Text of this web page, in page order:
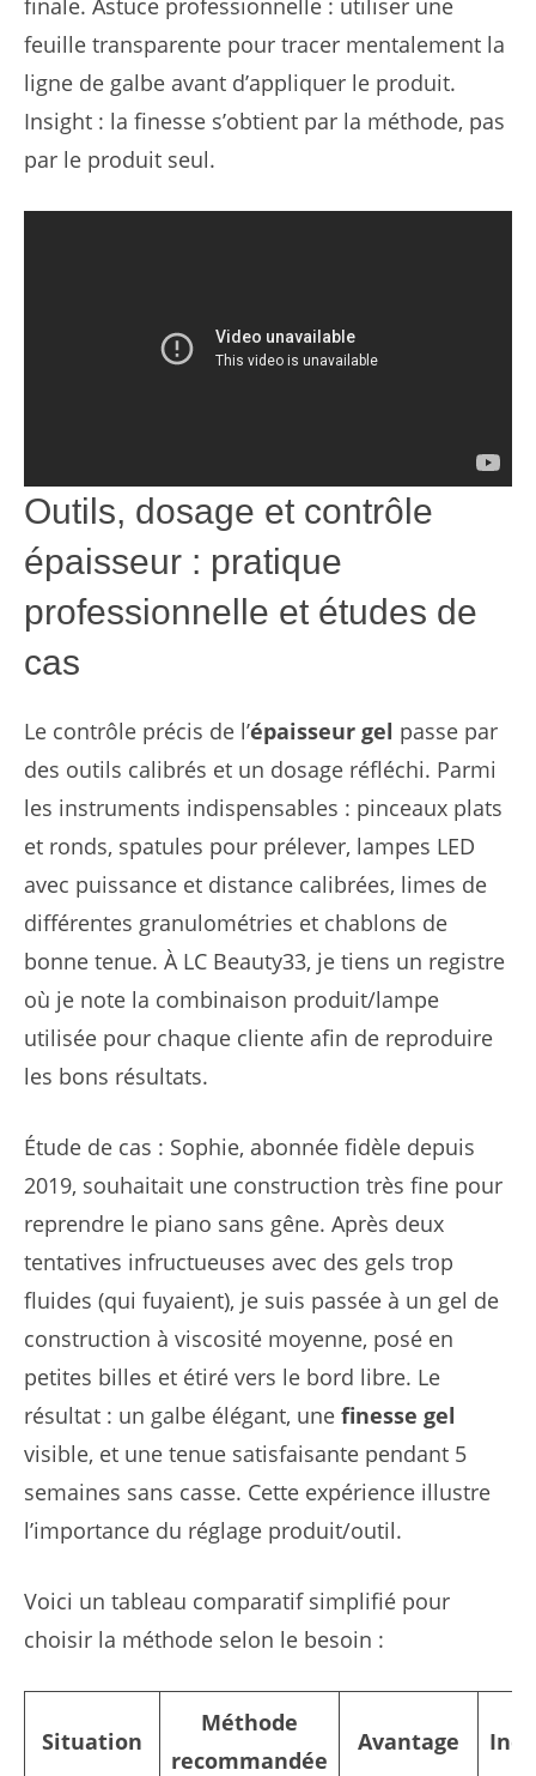
finale. Astuce professionnelle : utiliser une
feuille transparente pour tracer mentalement la
ligne de galbe avant d’appliquer le produit.
Insight : la finesse s’obtient par la méthode, pas
par le produit seul.
Outils, dosage et contrôle
épaisseur : pratique
professionnelle et études de
cas
Le contrôle précis de l’épaisseur gel passe par
des outils calibrés et un dosage réfléchi. Parmi
les instruments indispensables : pinceaux plats
et ronds, spatules pour prélever, lampes LED
avec puissance et distance calibrées, limes de
différentes granulométries et chablons de
bonne tenue. À LC Beauty33, je tiens un registre
où je note la combinaison produit/lampe
utilisée pour chaque cliente afin de reproduire
les bons résultats.
Étude de cas : Sophie, abonnée fidèle depuis
2019, souhaitait une construction très fine pour
reprendre le piano sans gêne. Après deux
tentatives infructueuses avec des gels trop
fluides (qui fuyaient), je suis passée à un gel de
construction à viscosité moyenne, posé en
petites billes et étiré vers le bord libre. Le
résultat : un galbe élégant, une finesse gel
visible, et une tenue satisfaisante pendant 5
semaines sans casse. Cette expérience illustre
l’importance du réglage produit/outil.
Voici un tableau comparatif simplifié pour
choisir la méthode selon le besoin :
Situation
Méthode
recommandée
Avantage